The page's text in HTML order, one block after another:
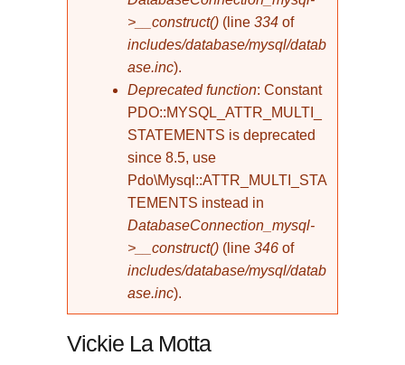
>__construct() (line 334 of
includes/database/mysql/datab
ase.inc).
Deprecated function: Constant
PDO::MYSQL_ATTR_MULTI_
STATEMENTS is deprecated
since 8.5, use
Pdo\Mysql::ATTR_MULTI_STA
TEMENTS instead in
DatabaseConnection_mysql-
>__construct() (line 346 of
includes/database/mysql/datab
ase.inc).
Vickie La Motta